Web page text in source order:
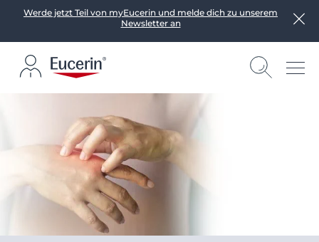
Werde jetzt Teil von myEucerin und melde dich zu unserem
Newsletter an